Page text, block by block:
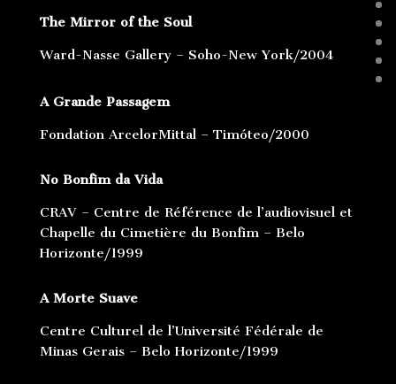
The Mirror of the Soul
Ward-Nasse Gallery – Soho-New York/2004
A Grande Passagem
Fondation ArcelorMittal – Timóteo/2000
No Bonfim da Vida
CRAV – Centre de Référence de l’audiovisuel et
Chapelle du Cimetière du Bonfim – Belo
Horizonte/1999
A Morte Suave
Centre Culturel de l’Université Fédérale de
Minas Gerais – Belo Horizonte/1999